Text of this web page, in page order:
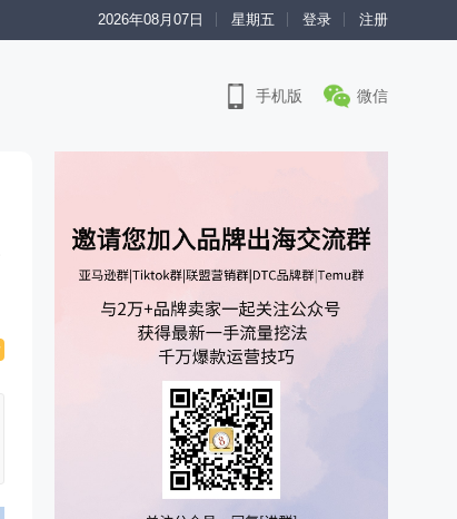
2026年08月07日 星期五 登录 注册
手机版 微信